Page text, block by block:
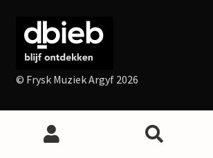
© Frysk Muziek Argyf 2026